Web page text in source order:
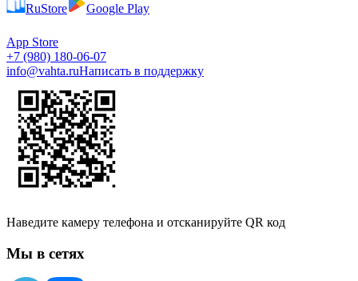
RuStore Google Play
App Store
+7 (980) 180-06-07
info@vahta.ruНаписать в поддержку
Наведите камеру телефона и отсканируйте QR код
Мы в сетях